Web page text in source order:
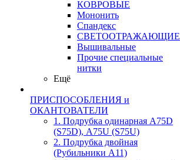
КОВРОВЫЕ
Мононить
Спандекс
СВЕТООТРАЖАЮЩИЕ
Вышивальные
Прочие специальные
нитки
Ещё
ПРИСПОСОБЛЕНИЯ и
ОКАНТОВАТЕЛИ
1. Подрубка одинарная А75D
(S75D), А75U (S75U)
2. Подрубка двойная
(Рубильники А11)